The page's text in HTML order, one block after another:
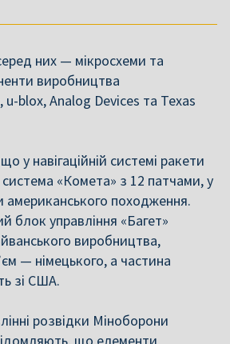
них — мікросхеми та
виробництва
blox, Analog Devices та Texas
у навігаційній системі ракети
«Комета» з 12 патчами, у
американського походження.
блок управління «Багет»
виробництва,
— німецького, а частина
зі США.
розвідки Міноборони
що елементи